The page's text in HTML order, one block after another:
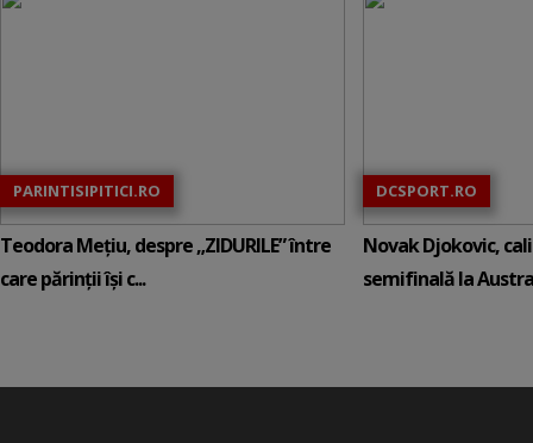
PARINTISIPITICI.RO
Teodora Mețiu, despre „ZIDURILE” între
care părinții își c...
DCSPORT.RO
Novak Djokovic,
semifinală la